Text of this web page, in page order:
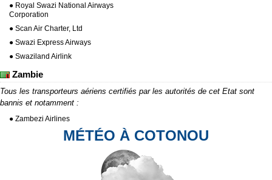
● Royal Swazi National Airways
Corporation
● Scan Air Charter, Ltd
● Swazi Express Airways
● Swaziland Airlink
Zambie
Tous les transporteurs aériens certifiés par les autorités de cet Etat sont
bannis et notamment :
● Zambezi Airlines
MÉTÉO À COTONOU